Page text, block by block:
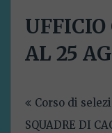
UFFICIO
AL 25
articoli
Corso di
SQUADRE DI